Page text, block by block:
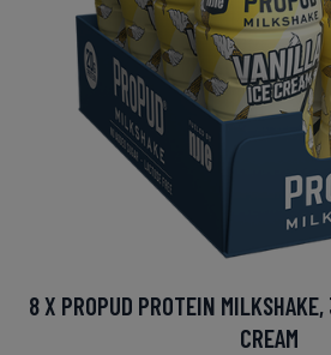
8 X PROPUD PROTEIN
CREAM